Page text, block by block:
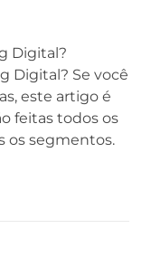
Digital?
Digital? Se você
este artigo é
feitas todos os
os segmentos.